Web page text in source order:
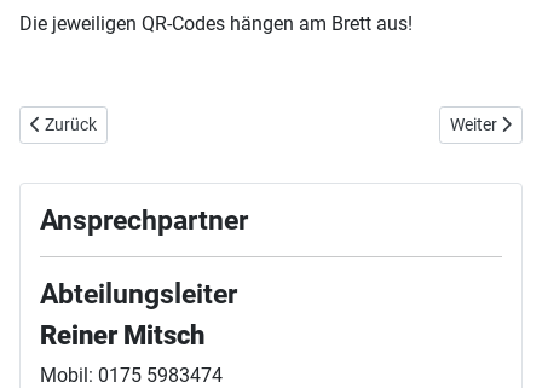
Die jeweiligen QR-Codes hängen am Brett aus!
Vorheriger Beitrag: Weinfest - Leuters draußen
Zurück Nächster
Weiter
Ansprechpartner
Abteilungsleiter
Reiner Mitsch
Mobil: 0175 5983474